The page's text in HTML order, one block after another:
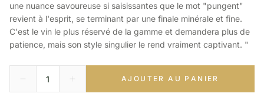
une nuance savoureuse si saisissantes que le mot "pungent"
revient à l'esprit, se terminant par une finale minérale et fine.
C'est le vin le plus réservé de la gamme et demandera plus de
patience, mais son style singulier le rend vraiment captivant. "
AJOUTER AU PANIER